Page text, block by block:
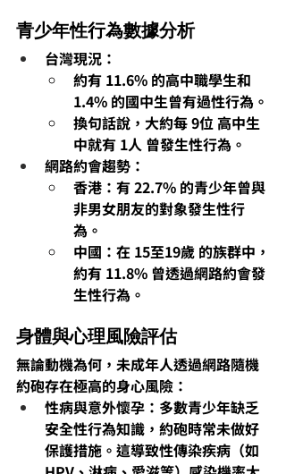
青少年性行為數據分析
台灣現況：
約有 11.6% 的高中職學生和
1.4% 的國中生曾有過性行為。
換句話說，大約每 9位 高中生
中就有 1人 曾發生性行為。
網路約會趨勢：
香港 ：有 22.7% 的青少年曾與
非男女朋友的對象發生性行
為。
中國 ：在 15至19歲 的族群中，
約有 11.8% 曾透過網路約會發
生性行為。
身體與心理風險評估
無論動機為何， 未成年人透過網路隨機
約砲存在極高的身心風險 ：
性病與意外懷孕：多數青少年缺乏
安全性行為知識，約砲時常未做好
保護措施。這導致性傳染疾病 （如